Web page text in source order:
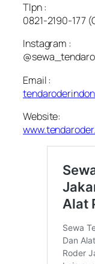
Tlpn :
0821-2190-177
Instagram :
Email :
Website: